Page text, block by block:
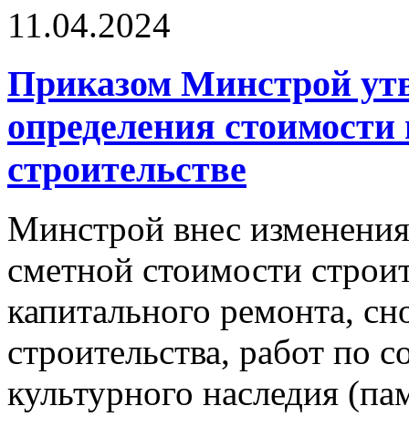
11.04.2024
Приказом Минстрой
определения
строительстве
Минстрой внес
сметной стоимости
капитального ремонта,
строительства, работ по
культурного наследия